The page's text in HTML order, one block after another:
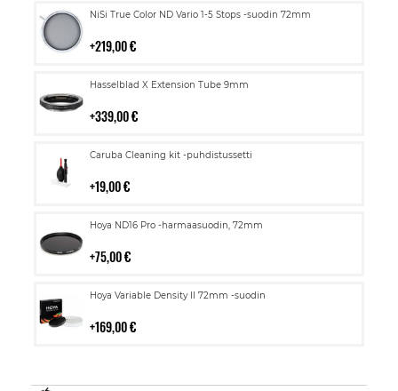
NiSi True Color ND Vario 1-5 Stops -suodin 72mm
219,00 €
Lisää
Hasselblad X Extension Tube 9mm
339,00 €
Lisää
Caruba Cleaning kit -puhdistussetti
19,00 €
Lisää
Hoya ND16 Pro -harmaasuodin, 72mm
75,00 €
Lisää
Hoya Variable Density II 72mm -suodin
169,00 €
Lisää